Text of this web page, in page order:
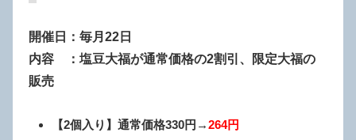
開催日：毎月22日
内容 ：塩豆大福が通常価格の2割引、限定大福の
販売
【2個入り】通常価格330円→264円